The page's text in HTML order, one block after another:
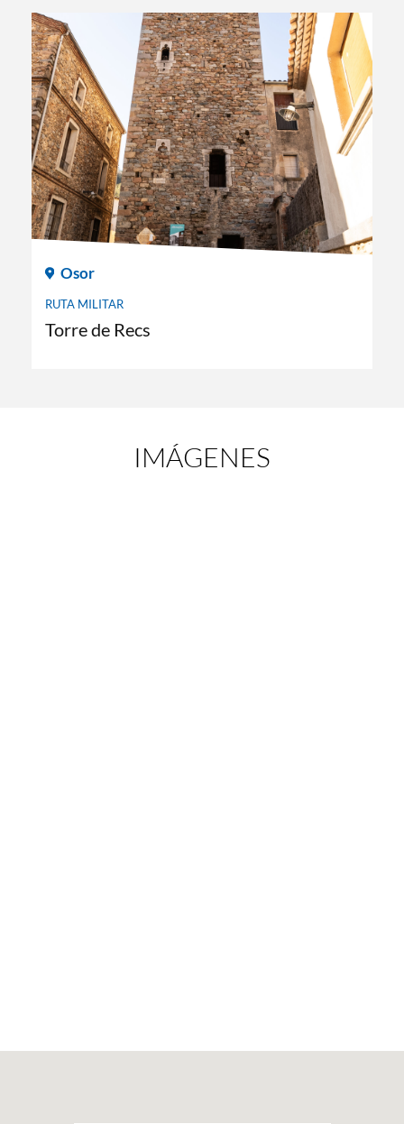
Osor
RUTA MILITAR
Torre de Recs
IMÁGENES